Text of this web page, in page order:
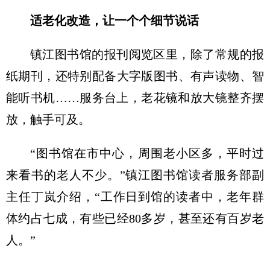
适老化改造，让一个个细节说话
镇江图书馆的报刊阅览区里，除了常规的报
纸期刊，还特别配备大字版图书、有声读物、智
能听书机……服务台上，老花镜和放大镜整齐摆
放，触手可及。
“图书馆在市中心，周围老小区多，平时过
来看书的老人不少。”镇江图书馆读者服务部副
主任丁岚介绍，“工作日到馆的读者中，老年群
体约占七成，有些已经80多岁，甚至还有百岁老
人。”